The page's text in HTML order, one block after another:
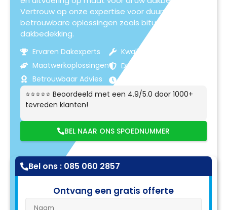
Vertrouw op onze expertise voor duurzame en
betrouwbare oplossingen zoals bitumen
dakbedekking.
Ervaren Dakexperts
Maatwerkoplossingen
Betrouwbaar Advies
Kwaliteitsmaterialen
Duurzame Resultaten
⭐⭐⭐⭐⭐ Beoordeeld met een 4.9/5.0 door 1000+
tevreden klanten!
BEL NAAR ONS SPOEDNUMMER
Bel ons : 085 060 2857
Ontvang een gratis offerte